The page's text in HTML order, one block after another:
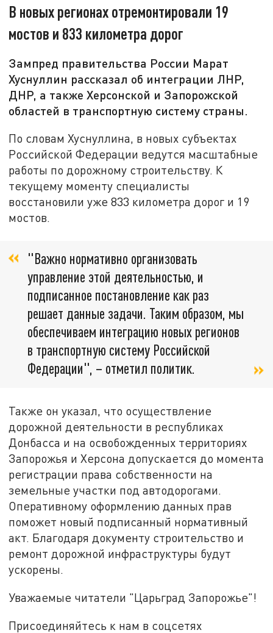
В новых регионах отремонтировали 19
мостов и 833 километра дорог
Зампред правительства России Марат
Хуснуллин рассказал об интеграции ЛНР,
ДНР, а также Херсонской и Запорожской
областей в транспортную систему страны.
По словам Хуснуллина, в новых субъектах
Российской Федерации ведутся масштабные
работы по дорожному строительству. К
текущему моменту специалисты
восстановили уже 833 километра дорог и 19
мостов.
"Важно нормативно организовать
управление этой деятельностью, и
подписанное постановление как раз
решает данные задачи. Таким образом, мы
обеспечиваем интеграцию новых регионов
в транспортную систему Российской
Федерации", – отметил политик.
Также он указал, что осуществление
дорожной деятельности в республиках
Донбасса и на освобожденных территориях
Запорожья и Херсона допускается до момента
регистрации права собственности на
земельные участки под автодорогами.
Оперативному оформлению данных прав
поможет новый подписанный нормативный
акт. Благодаря документу строительство и
ремонт дорожной инфраструктуры будут
ускорены.
Уважаемые читатели "Царьград Запорожье"!
Присоединяйтесь к нам в соцсетях